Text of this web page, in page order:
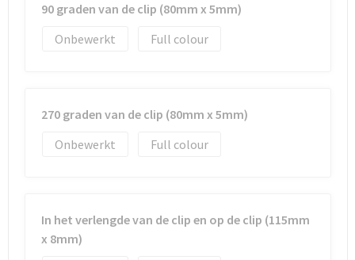
90 graden van de clip (80mm x 5mm)
Onbewerkt
Full colour
270 graden van de clip (80mm x 5mm)
Onbewerkt
Full colour
In het verlengde van de clip en op de clip (115mm
x 8mm)